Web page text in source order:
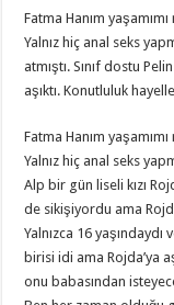
Fatma Hanım
Yalnız hiç anal seks
atmıştı. Sınıf dostu
aşıktı. Konutluluk
Fatma Hanım
Yalnız hiç anal seks
Alp bir gün liseli kızı
de sikişiyordu ama
Yalnızca 16
birisi idi ama Rojda’ya
onu babasından